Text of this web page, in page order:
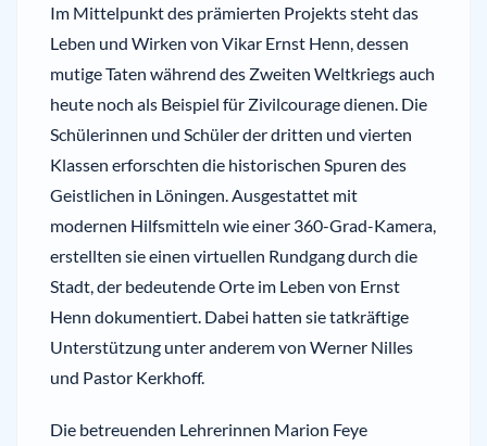
Im Mittelpunkt des prämierten Projekts steht das
Leben und Wirken von Vikar Ernst Henn, dessen
mutige Taten während des Zweiten Weltkriegs auch
heute noch als Beispiel für Zivilcourage dienen. Die
Schülerinnen und Schüler der dritten und vierten
Klassen erforschten die historischen Spuren des
Geistlichen in Löningen. Ausgestattet mit
modernen Hilfsmitteln wie einer 360-Grad-Kamera,
erstellten sie einen virtuellen Rundgang durch die
Stadt, der bedeutende Orte im Leben von Ernst
Henn dokumentiert. Dabei hatten sie tatkräftige
Unterstützung unter anderem von Werner Nilles
und Pastor Kerkhoff.
Die betreuenden Lehrerinnen Marion Feye